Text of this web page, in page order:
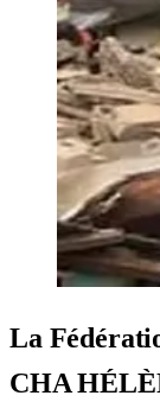
La
CHA